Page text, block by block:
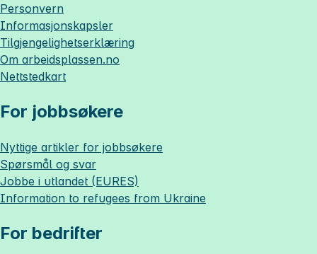
Personvern
Informasjonskapsler
Tilgjengelighetserklæring
Om arbeidsplassen.no
Nettstedkart
For jobbsøkere
Nyttige artikler for jobbsøkere
Spørsmål og svar
Jobbe i utlandet (EURES)
Information to refugees from Ukraine
For bedrifter